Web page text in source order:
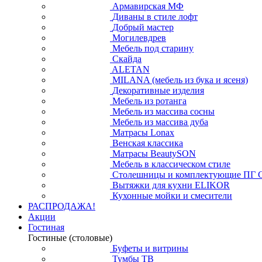
Армавирская МФ
Диваны в стиле лофт
Добрый мастер
Могилевдрев
Мебель под старину
Скайда
ALETAN
MILANA (мебель из бука и ясеня)
Декоративные изделия
Мебель из ротанга
Мебель из массива сосны
Мебель из массива дуба
Матрасы Lonax
Венская классика
Матрасы BeautySON
Мебель в классическом стиле
Столешницы и комплектующие ПГ
Вытяжки для кухни ELIKOR
Кухонные мойки и смесители
РАСПРОДАЖА!
Акции
Гостиная
Гостиные (столовые)
Буфеты и витрины
Тумбы ТВ